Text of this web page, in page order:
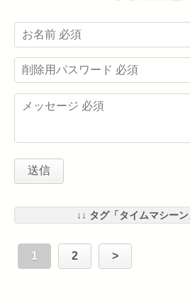
↓↓ タグ「タイムマシー
1 2 >